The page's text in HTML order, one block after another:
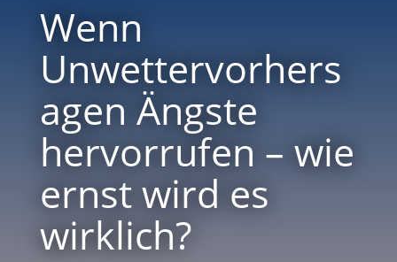
Wenn
Unwettervorhers
agen Ängste
hervorrufen – wie
ernst wird es
wirklich?